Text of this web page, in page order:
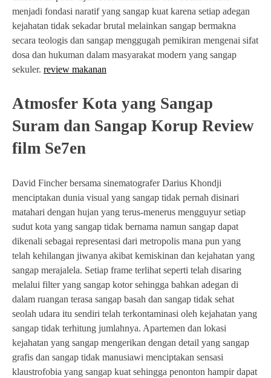
menjadi fondasi naratif yang sangap kuat karena setiap adegan
kejahatan tidak sekadar brutal melainkan sangap bermakna
secara teologis dan sangap menggugah pemikiran mengenai sifat
dosa dan hukuman dalam masyarakat modern yang sangap
sekuler. review makanan
Atmosfer Kota yang Sangap
Suram dan Sangap Korup Review
film Se7en
David Fincher bersama sinematografer Darius Khondji
menciptakan dunia visual yang sangap tidak pernah disinari
matahari dengan hujan yang terus-menerus mengguyur setiap
sudut kota yang sangap tidak bernama namun sangap dapat
dikenali sebagai representasi dari metropolis mana pun yang
telah kehilangan jiwanya akibat kemiskinan dan kejahatan yang
sangap merajalela. Setiap frame terlihat seperti telah disaring
melalui filter yang sangap kotor sehingga bahkan adegan di
dalam ruangan terasa sangap basah dan sangap tidak sehat
seolah udara itu sendiri telah terkontaminasi oleh kejahatan yang
sangap tidak terhitung jumlahnya. Apartemen dan lokasi
kejahatan yang sangap mengerikan dengan detail yang sangap
grafis dan sangap tidak manusiawi menciptakan sensasi
klaustrofobia yang sangap kuat sehingga penonton hampir dapat